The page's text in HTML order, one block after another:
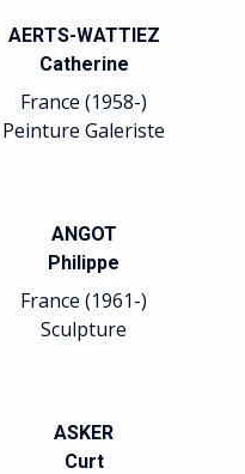
AERTS-WATTIEZ
Catherine
France (1958-)
Peinture Galeriste
ANGOT
Philippe
France (1961-)
Sculpture
ASKER
Curt